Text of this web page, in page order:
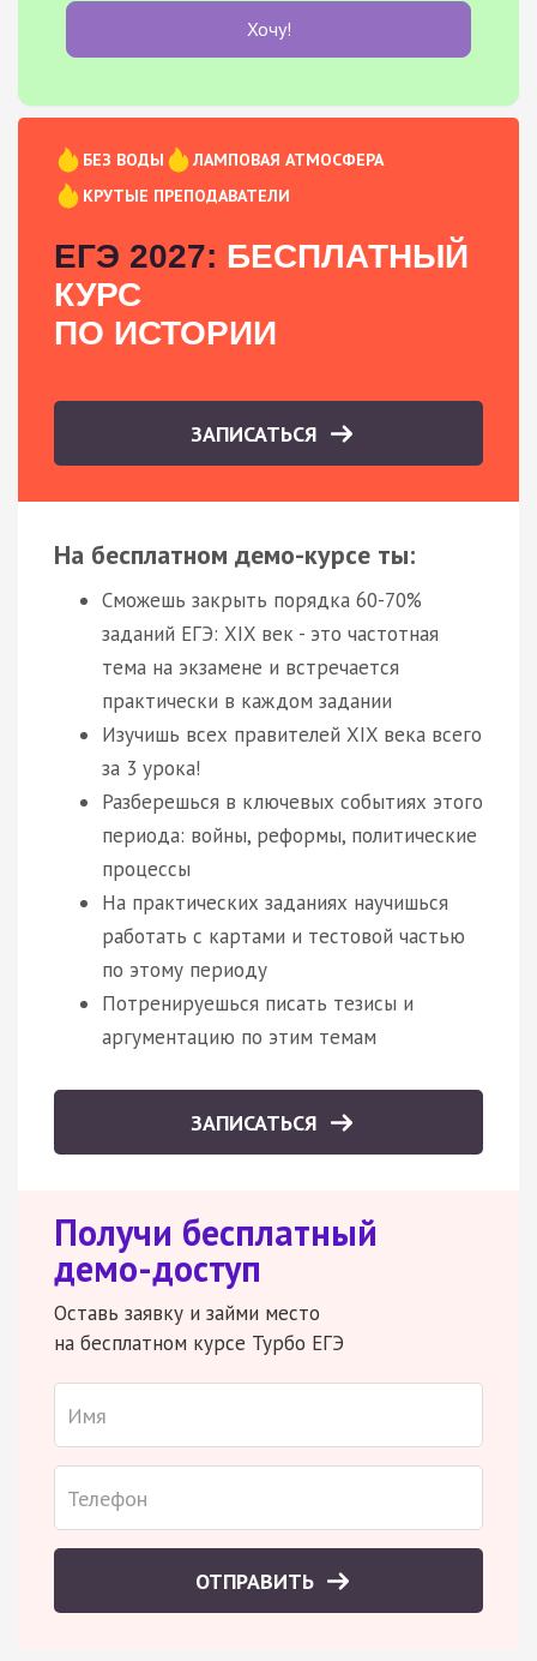
Хочу!
БЕЗ ВОДЫ
ЛАМПОВАЯ АТМОСФЕРА
КРУТЫЕ ПРЕПОДАВАТЕЛИ
ЕГЭ 2027: БЕСПЛАТНЫЙ
КУРС
ПО ИСТОРИИ
ЗАПИСАТЬСЯ
На бесплатном демо-курсе ты:
Сможешь закрыть порядка 60-70%
заданий ЕГЭ: XIX век - это частотная
тема на экзамене и встречается
практически в каждом задании
Изучишь всех правителей XIX века всего
за 3 урока!
Разберешься в ключевых событиях этого
периода: войны, реформы, политические
процессы
На практических заданиях научишься
работать с картами и тестовой частью
по этому периоду
Потренируешься писать тезисы и
аргументацию по этим темам
ЗАПИСАТЬСЯ
Получи бесплатный
демо-доступ
Оставь заявку и займи место
на бесплатном курсе Турбо ЕГЭ
ОТПРАВИТЬ